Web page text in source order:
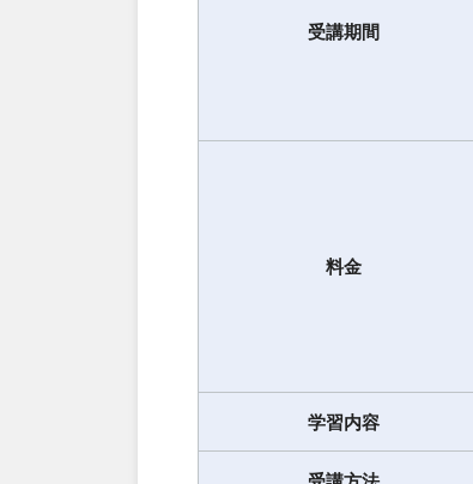
受講期間
料金
学習内容